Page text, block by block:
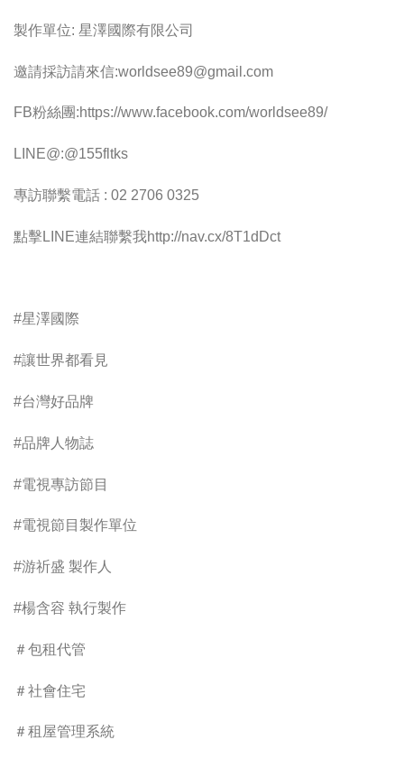
製作單位: 星澤國際有限公司
邀請採訪請來信:worldsee89@gmail.com
FB粉絲團:https://www.facebook.com/worldsee89/
LINE@:@155fltks
專訪聯繫電話 : 02 2706 0325
點擊LINE連結聯繫我http://nav.cx/8T1dDct
#星澤國際
#讓世界都看見
#台灣好品牌
#品牌人物誌
#電視專訪節目
#電視節目製作單位
#游祈盛 製作人
#楊含容 執行製作
＃包租代管
＃社會住宅
＃租屋管理系統